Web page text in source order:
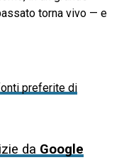
torna vivo — e
preferite di
da Google